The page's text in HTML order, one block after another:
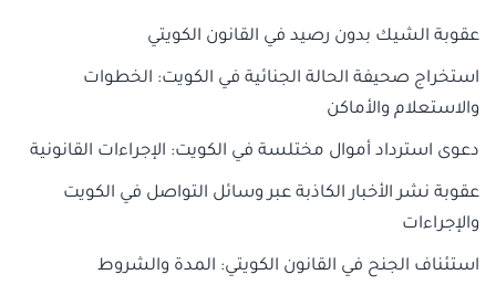
عقوبة الشيك بدون رصيد في القانون الكويتي
استخراج صحيفة الحالة الجنائية في الكويت: الخطوات
والاستعلام والأماكن
دعوى استرداد أموال مختلسة في الكويت: الإجراءات القانونية
عقوبة نشر الأخبار الكاذبة عبر وسائل التواصل في الكويت
والإجراءات
استئناف الجنح في القانون الكويتي: المدة والشروط